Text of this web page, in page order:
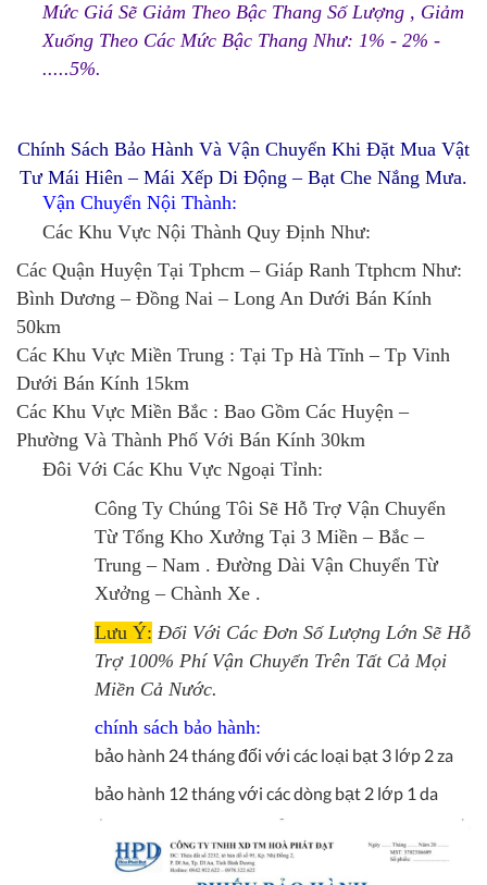
Mức Giá Sẽ Giảm Theo Bậc Thang Số Lượng , Giảm
Xuống Theo Các Mức Bậc Thang Như: 1% - 2% -
.....5%.
Chính Sách Bảo Hành Và Vận Chuyển Khi Đặt Mua Vật
Tư Mái Hiên – Mái Xếp Di Động – Bạt Che Nắng Mưa.
Vận Chuyển Nội Thành:
Các Khu Vực Nội Thành Quy Định Như:
Các Quận Huyện Tại Tphcm – Giáp Ranh Ttphcm Như:
Bình Dương – Đồng Nai – Long An Dưới Bán Kính
50km
Các Khu Vực Miền Trung : Tại Tp Hà Tĩnh – Tp Vinh
Dưới Bán Kính 15km
Các Khu Vực Miền Bắc : Bao Gồm Các Huyện –
Phường Và Thành Phố Với Bán Kính 30km
Đôi Với Các Khu Vực Ngoại Tỉnh:
Công Ty Chúng Tôi Sẽ Hỗ Trợ Vận Chuyển
Từ Tổng Kho Xưởng Tại 3 Miền – Bắc –
Trung – Nam . Đường Dài Vận Chuyển Từ
Xưởng – Chành Xe .
Lưu Ý: Đối Với Các Đơn Số Lượng Lớn Sẽ Hỗ
Trợ 100% Phí Vận Chuyển Trên Tất Cả Mọi
Miền Cả Nước.
chính sách bảo hành:
bảo hành 24 tháng đối với các loại bạt 3 lớp 2 za
bảo hành 12 tháng với các dòng bạt 2 lớp 1 da